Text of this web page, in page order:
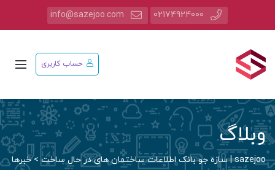
02174924000
info@sazejoo.com
حساب کاربری
وبلاگ
sazejoo | سازه جو بانک اطلاعات ساختمان های در حال ساخت >خبرها